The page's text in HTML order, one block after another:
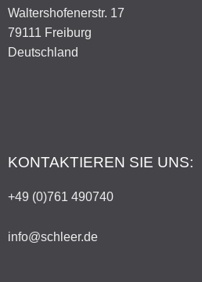
Waltershofenerstr. 17
79111 Freiburg
Deutschland
KONTAKTIEREN SIE UNS:
+49 (0)761 490740
info@schleer.de